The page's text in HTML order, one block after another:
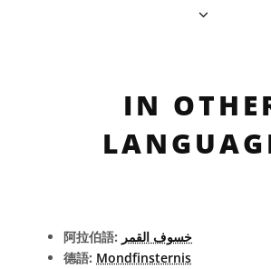
IN
阿拉伯語: خسوف القمر
德語: Mondfinsternis